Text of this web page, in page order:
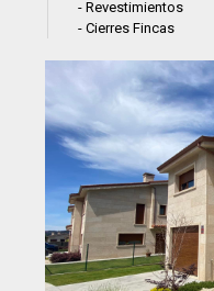
- Revestimientos
- Cierres Fincas